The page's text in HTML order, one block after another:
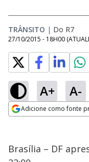
TRÂNSITO | Do R7
27/10/2015 - 18H00
A+ A-
Adicione como fonte
Brasília – DF